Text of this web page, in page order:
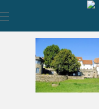
Mobile Menu Toggle